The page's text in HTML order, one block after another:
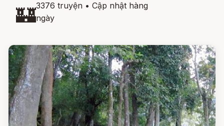
🏰3376 truyện • Cập nhật hàng
ngày